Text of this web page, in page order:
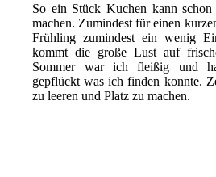
So ein Stück Kuchen kann
machen. Zumindest für einen
Frühling zumindest ein wenig
kommt die große Lust auf
Sommer war ich fleißig und
gepflückt was ich finden konnte.
zu leeren und Platz zu machen.